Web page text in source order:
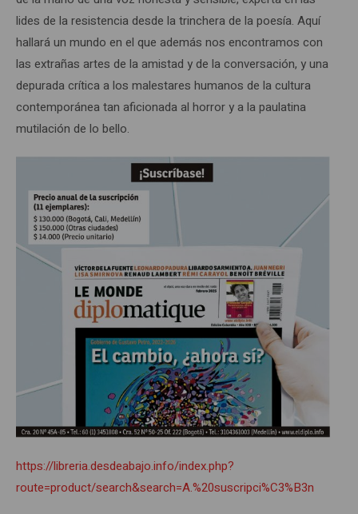
lides de la resistencia desde la trinchera de la poesía. Aquí
hallará un mundo en el que además nos encontramos con
las extrañas artes de la amistad y de la conversación, y una
depurada crítica a los malestares humanos de la cultura
contemporánea tan aficionada al horror y a la paulatina
mutilación de lo bello.
https://libreria.desdeabajo.info/index.php?
route=product/search&search=A.%20suscripci%C3%B3n